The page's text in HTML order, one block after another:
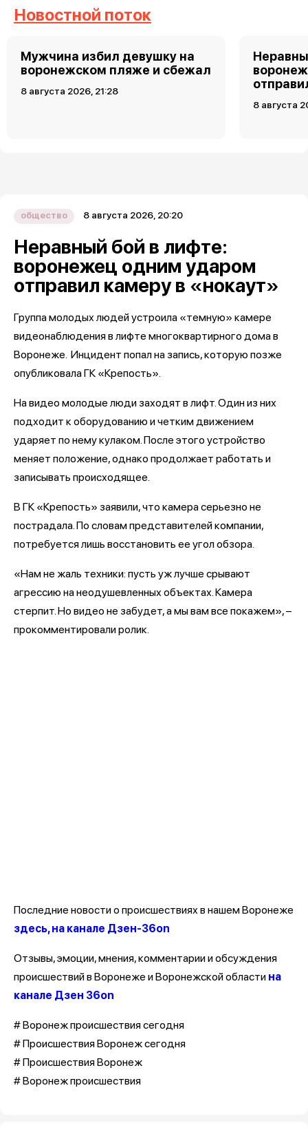
Новостной поток
Мужчина избил девушку на
воронежском пляже и сбежал
8 августа 2026, 21:28
8 августа
общество 8 августа 2026, 20:20
Неравный бой в лифте:
воронежец одним ударом
отправил камеру в «нокаут»
Группа молодых людей устроила «темную» камере
видеонаблюдения в лифте многоквартирного дома в
Воронеже. Инцидент попал на запись, которую позже
опубликовала ГК «Крепость».
На видео молодые люди заходят в лифт. Один из них
подходит к оборудованию и четким движением
ударяет по нему кулаком. После этого устройство
меняет положение, однако продолжает работать и
записывать происходящее.
В ГК «Крепость» заявили, что камера серьезно не
пострадала. По словам представителей компании,
потребуется лишь восстановить ее угол обзора.
«Нам не жаль техники: пусть уж лучше срывают
агрессию на неодушевленных объектах. Камера
стерпит. Но видео не забудет, а мы вам все покажем», –
прокомментировали ролик.
Последние новости о происшествиях в нашем Воронеже
здесь, на канале Дзен-36on
Отзывы, эмоции, мнения, комментарии и обсуждения
происшествий в Воронеже и Воронежской области на
канале Дзен 36on
# Воронеж происшествия сегодня
# Происшествия Воронеж сегодня
# Происшествия Воронеж
# Воронеж происшествия